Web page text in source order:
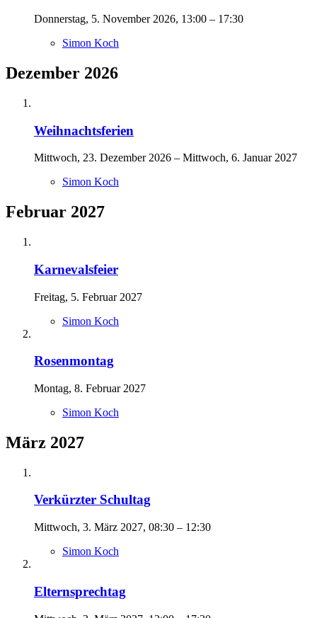
Donnerstag, 5. November 2026, 13:00 – 17:30
Simon Koch
Dezember 2026
Weihnachtsferien
Mittwoch, 23. Dezember 2026 – Mittwoch, 6. Januar 2027
Simon Koch
Februar 2027
Karnevalsfeier
Freitag, 5. Februar 2027
Simon Koch
Rosenmontag
Montag, 8. Februar 2027
Simon Koch
März 2027
Verkürzter Schultag
Mittwoch, 3. März 2027, 08:30 – 12:30
Simon Koch
Elternsprechtag